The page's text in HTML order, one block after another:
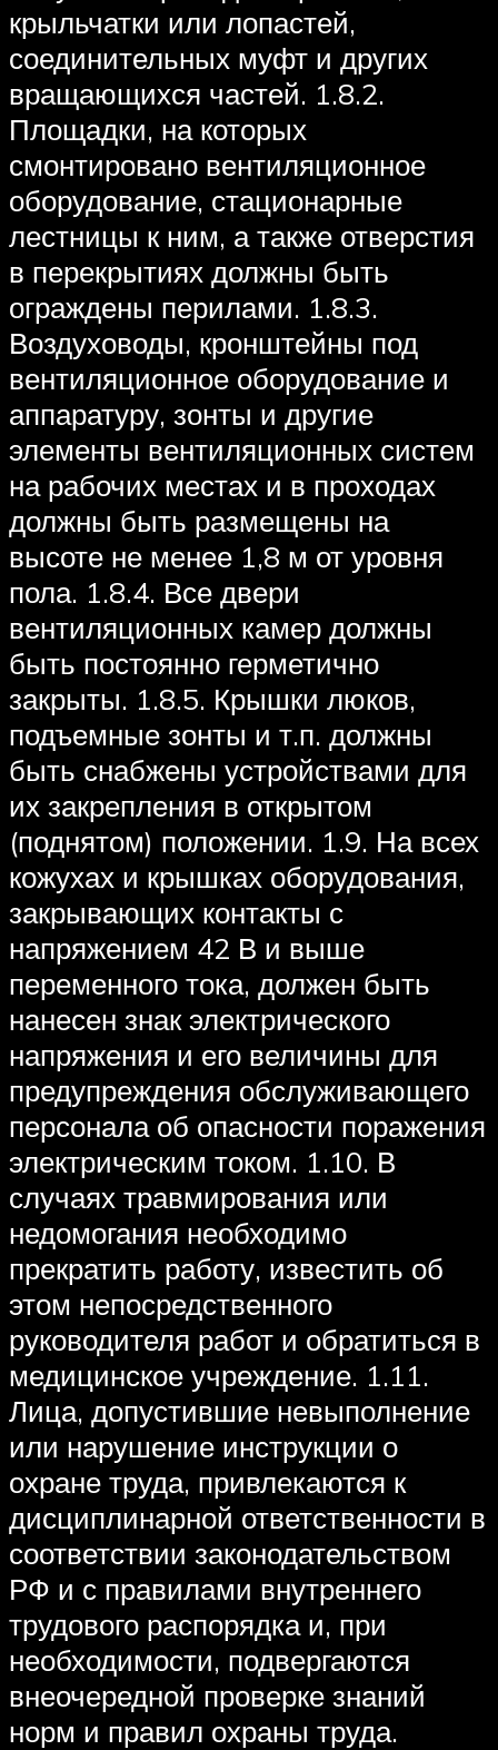
крыльчатки или лопастей,
соединительных муфт и других
вращающихся частей. 1.8.2.
Площадки, на которых
смонтировано вентиляционное
оборудование, стационарные
лестницы к ним, а также отверстия
в перекрытиях должны быть
ограждены перилами. 1.8.3.
Воздуховоды, кронштейны под
вентиляционное оборудование и
аппаратуру, зонты и другие
элементы вентиляционных систем
на рабочих местах и в проходах
должны быть размещены на
высоте не менее 1,8 м от уровня
пола. 1.8.4. Все двери
вентиляционных камер должны
быть постоянно герметично
закрыты. 1.8.5. Крышки люков,
подъемные зонты и т.п. должны
быть снабжены устройствами для
их закрепления в открытом
(поднятом) положении. 1.9. На всех
кожухах и крышках оборудования,
закрывающих контакты с
напряжением 42 В и выше
переменного тока, должен быть
нанесен знак электрического
напряжения и его величины для
предупреждения обслуживающего
персонала об опасности поражения
электрическим током. 1.10. В
случаях травмирования или
недомогания необходимо
прекратить работу, известить об
этом непосредственного
руководителя работ и обратиться в
медицинское учреждение. 1.11.
Лица, допустившие невыполнение
или нарушение инструкции о
охране труда, привлекаются к
дисциплинарной ответственности в
соответствии законодательством
РФ и с правилами внутреннего
трудового распорядка и, при
необходимости, подвергаются
внеочередной проверке знаний
норм и правил охраны труда.